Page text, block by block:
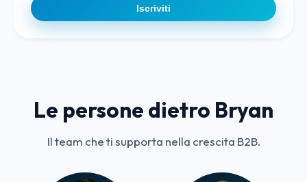
Iscriviti
Le persone dietro Bryan
Il team che ti supporta nella crescita B2B.